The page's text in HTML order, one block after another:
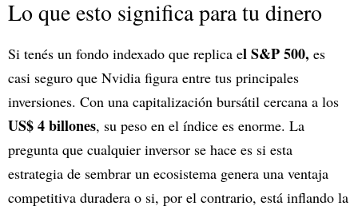
Lo que esto significa para tu dinero
Si tenés un fondo indexado que replica el S&P 500, es
casi seguro que Nvidia figura entre tus principales
inversiones. Con una capitalización bursátil cercana a los
US$ 4 billones, su peso en el índice es enorme. La
pregunta que cualquier inversor se hace es si esta
estrategia de sembrar un ecosistema genera una ventaja
competitiva duradera o si, por el contrario, está inflando la